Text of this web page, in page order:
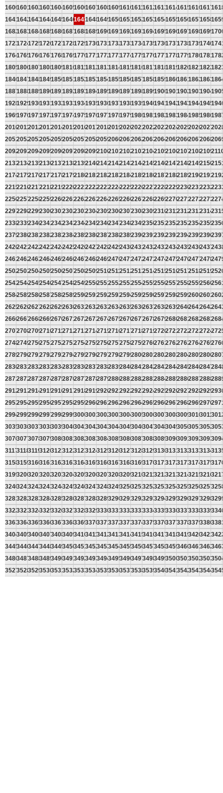
160016011602160316041605160616071608160916101611161216131614161516161617
164116421643164416451646164716481649165016511652165316541655165616571658
168216831684168516861687168816891690169116921693169416951696169716981699
172317241725172617271728172917301731173217331734173517361737173817391740
176417651766176717681769177017711772177317741775177617771778177917801781
180518061807180818091810181118121813181418151816181718181819182018211822
184618471848184918501851185218531854185518561857185818591860186118621863
188718881889189018911892189318941895189618971898189919001901190219031904
192819291930193119321933193419351936193719381939194019411942194319441945
196919701971197219731974197519761977197819791980198119821983198419851986
201020112012201320142015201620172018201920202021202220232024202520262027
205120522053205420552056205720582059206020612062206320642065206620672068
209220932094209520962097209820992100210121022103210421052106210721082109
213321342135213621372138213921402141214221432144214521462147214821492150
217421752176217721782179218021812182218321842185218621872188218921902191
221522162217221822192220222122222223222422252226222722282229223022312232
225622572258225922602261226222632264226522662267226822692270227122722273
229722982299230023012302230323042305230623072308230923102311231223132314
233823392340234123422343234423452346234723482349235023512352235323542355
237923802381238223832384238523862387238823892390239123922393239423952396
242024212422242324242425242624272428242924302431243224332434243524362437
246124622463246424652466246724682469247024712472247324742475247624772478
250225032504250525062507250825092510251125122513251425152516251725182519
254325442545254625472548254925502551255225532554255525562557255825592560
258425852586258725882589259025912592259325942595259625972598259926002601
262526262627262826292630263126322633263426352636263726382639264026412642
266626672668266926702671267226732674267526762677267826792680268126822683
270727082709271027112712271327142715271627172718271927202721272227232724
274827492750275127522753275427552756275727582759276027612762276327642765
278927902791279227932794279527962797279827992800280128022803280428052806
283028312832283328342835283628372838283928402841284228432844284528462847
287128722873287428752876287728782879288028812882288328842885288628872888
291229132914291529162917291829192920292129222923292429252926292729282929
295329542955295629572958295929602961296229632964296529662967296829692970
299429952996299729982999300030013002300330043005300630073008300930103011
303530363037303830393040304130423043304430453046304730483049305030513052
307630773078307930803081308230833084308530863087308830893090309130923093
311731183119312031213122312331243125312631273128312931303131313231333134
315831593160316131623163316431653166316731683169317031713172317331743175
319932003201320232033204320532063207320832093210321132123213321432153216
324032413242324332443245324632473248324932503251325232533254325532563257
328132823283328432853286328732883289329032913292329332943295329632973298
332233233324332533263327332833293330333133323333333433353336333733383339
336333643365336633673368336933703371337233733374337533763377337833793380
340434053406340734083409341034113412341334143415341634173418341934203421
344534463447344834493450345134523453345434553456345734583459346034613462
348634873488348934903491349234933494349534963497349834993500350135023503
352735283529353035313532353335343535353635373538353935403541354235433544